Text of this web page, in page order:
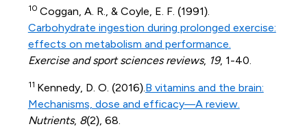
10 Coggan, A. R., & Coyle, E. F. (1991).
Carbohydrate ingestion during prolonged exercise:
effects on metabolism and performance.
Exercise and sport sciences reviews, 19, 1-40.
11 Kennedy, D. O. (2016). B vitamins and the brain:
Mechanisms, dose and efficacy—A review.
Nutrients, 8(2), 68.